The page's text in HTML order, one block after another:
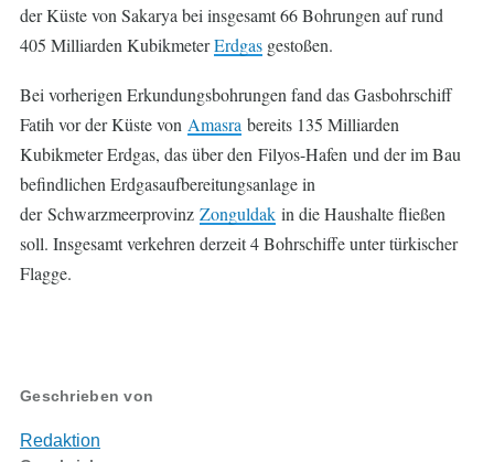
der Küste von Sakarya bei insgesamt 66 Bohrungen auf rund
405 Milliarden KubikmeterErdgas gestoßen.
Bei vorherigen Erkundungsbohrungen fand das Gasbohrschiff
Fatih vor der Küste von Amasra bereits 135 Milliarden
Kubikmeter Erdgas, das über den Filyos-Hafen und der im Bau
befindlichen Erdgasaufbereitungsanlage in
der Schwarzmeerprovinz Zonguldak in die Haushalte fließen
soll. Insgesamt verkehren derzeit 4 Bohrschiffe unter türkischer
Flagge.
Geschrieben von
Redaktion